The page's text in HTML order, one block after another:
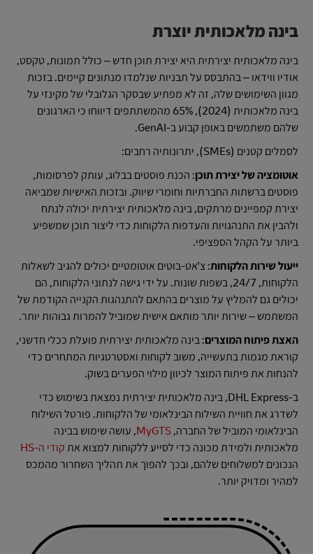
בינה מלאכותית יוצרת
בינה מלאכותית יצירתית היא יצירת תוכן חדש – כולל תמונות, טקסט,
אודיו ווידאו – בהתבסס על תבניות שנלמדו מנתונים קיימים. בזכות
מגוון השימושים שלה, זה לא מפתיע שבסקר הגלובלי של מקינזי על
בינה מלאכותית (2024), 65% מהמשתתפים דיווחו כי הארגונים
שלהם משתמשים באופן קבוע ב-GenAI.
לסמלים קטנים (SMEs), יתרונותיה רחבים:
אוטומציה של יצירת תוכן: הכנת פוסטים בבלוג, עותק לפרסומות,
פוסטים ברשתות החברתיות וחומרי שיווק. ובזכות האישיות שמביאה
יצירת קמפיינים מרתקים, בינה מלאכותית יצירתית יכולה לנתח
ולהבין את התנהגויות והעדפות הלקוחות כדי ליצור תוכן שמשפיע
ביותר על הקהל הספציפי.
ייעול שירות הלקוחות: צ'אט-בוטים אוטומטיים יכולים להגיב לשאלות
הלקוחות, 24/7, בשפות שונות. על ידי גישה לנתוני הלקוחות, הם
יכולים גם להמליץ על מוצרים בהתאם להתנהגות הקנייה הקודמת של
המשתמש – שירות יותר מותאם אישית שמוביל להמרות גבוהות יותר.
האצת פיתוח המוצרים: בינה מלאכותית יצירתית פועלת ככלי חדשני,
קוראת מגמות בתעשייה, משוב לקוחות ואסטרטגיות המתחרים כדי
להנחות את פיתוח המוצר לכיוון מילוי הפערים בשוק.
ב-DHL Express, בינה מלאכותית יצירתית נמצאת בשימוש כדי
לשדרג את חוויית השילוח הבינלאומי של הלקוחות. פורטל השילוח
הבינלאומי המוביל של החברה, MyGTS, עושה שימוש בבינה
מלאכותית ולמידת מכונה כדי לסייע ללקוחות למצוא את קודי ה-HS
הנכונים למשלוחים שלהם, ובכך להפוך את תהליך השחרור מהמכס
למהיר ומדויק יותר.